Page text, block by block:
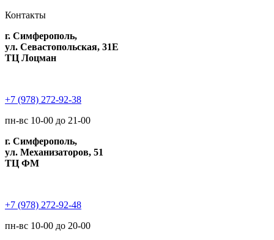
Контакты
г. Симферополь,
ул. Севастопольская, 31Е
ТЦ Лоцман
+7 (978) 272-92-38
пн-вс 10-00 до 21-00
г. Симферополь,
ул. Механизаторов, 51
ТЦ ФМ
+7 (978) 272-92-48
пн-вс 10-00 до 20-00